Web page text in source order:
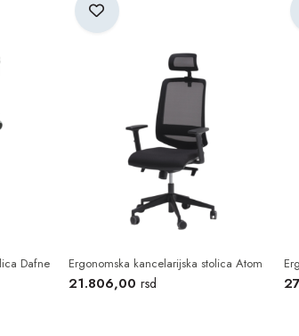
Popovica br 8
kako biste lično testirali
Dafne Ergonomska kancelarijska stolica Atom
21.806,00 rsd